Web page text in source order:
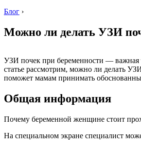
Блог ›
Можно ли делать УЗИ
УЗИ почек при беременности — важная
статье рассмотрим, можно ли делать
поможет мамам принимать
Общая информация
Почему беременной женщине стоит
На специальном экране специалист